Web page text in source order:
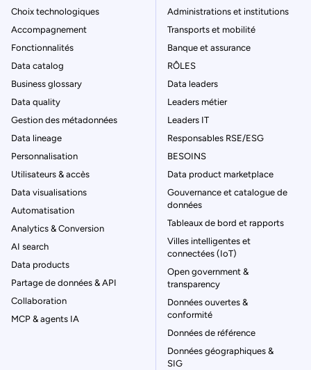
Choix technologiques
Accompagnement
Fonctionnalités
Data catalog
Business glossary
Data quality
Gestion des métadonnées
Data lineage
Personnalisation
Utilisateurs & accès
Data visualisations
Automatisation
Analytics & Conversion
AI search
Data products
Partage de données & API
Collaboration
MCP & agents IA
Administrations et institutions
Transports et mobilité
Banque et assurance
RÔLES
Data leaders
Leaders métier
Leaders IT
Responsables RSE/ESG
BESOINS
Data product marketplace
Gouvernance et catalogue de
données
Tableaux de bord et rapports
Villes intelligentes et
connectées (IoT)
Open government &
transparency
Données ouvertes &
conformité
Données de référence
Données géographiques &
SIG